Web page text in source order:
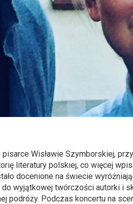
Wisławie Szymborskiej,
literatury polskiej, co więcej
docenione na świecie
wyjątkowej twórczości autorki i
podróży. Podczas koncertu na